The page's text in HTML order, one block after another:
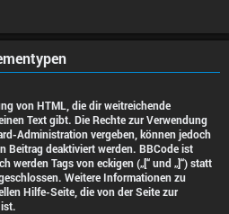
von HTML, die dir weitreichende
Text gibt. Die Rechte zur Verwendung
Administration vergeben, können jedoch
Beitrag deaktiviert werden. BBCode ist
werden Tags von eckigen („[“ und „]“) statt
Weitere Informationen zu
Hilfe-Seite, die von der Seite zur